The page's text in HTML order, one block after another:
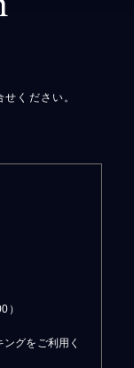
ください。
）
グをご利用く